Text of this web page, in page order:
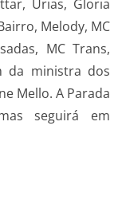
Urias, Gloria
Melody, MC
MC Trans,
da ministra dos
Mello. A Parada
seguirá em